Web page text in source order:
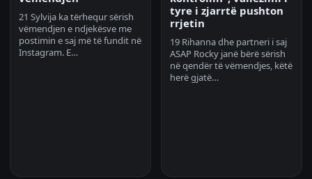
21 Sylvija ka tërhequr sërish
vëmendjen e ndjekësve me
postimin e saj më të fundit në
Instagram. E…
tyre i zjarrtë pushton
rrjetin
19 Rihanna dhe partneri i saj
ASAP Rocky janë bërë sërish
në qendër të vëmendjes, këtë
herë gjatë…